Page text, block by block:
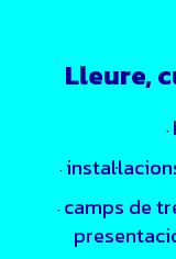
Lleure,
·
·
· camps de